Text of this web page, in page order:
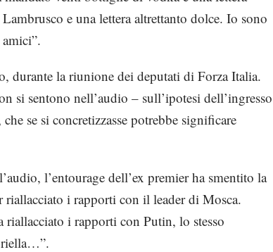
e una lettera altrettanto dolce. Io sono
durante la riunione dei deputati di Forza Italia.
si sentono nell’audio – sull’ipotesi dell’ingresso
se si concretizzasse potrebbe significare
l’entourage dell’ex premier ha smentito la
i rapporti con il leader di Mosca.
i rapporti con Putin, lo stesso